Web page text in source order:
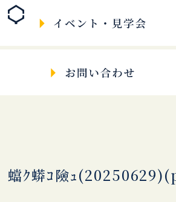
蟷ｸ蟒ｺ險ｭ